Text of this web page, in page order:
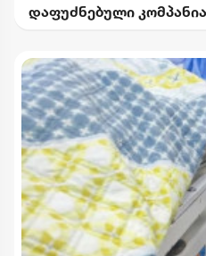
დაფუძნებული